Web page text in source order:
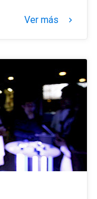
Ver más keyboard_arrow_right